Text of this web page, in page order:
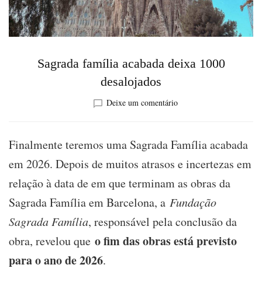
Sagrada família acabada deixa 1000
desalojados
Deixe um comentáriosobre
acabada
deixa
1000
Finalmente teremos uma Sagrada Família acabada
em 2026. Depois de muitos atrasos e incertezas em
relação à data de em que terminam as obras da
Sagrada Família em Barcelona, a Fundação
Sagrada Família, responsável pela conclusão da
obra, revelou que o fim das obras está previsto
para o ano de 2026.